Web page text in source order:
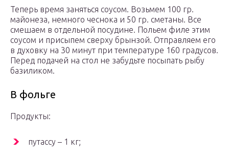
Теперь время заняться соусом. Возьмем 100 гр.
майонеза, немного чеснока и 50 гр. сметаны. Все
смешаем в отдельной посудине. Польем филе этим
соусом и присыпем сверху брынзой. Отправляем его
в духовку на 30 минут при температуре 160 градусов.
Перед подачей на стол не забудьте посыпать рыбу
базиликом.
В фольге
Продукты:
путассу – 1 кг;